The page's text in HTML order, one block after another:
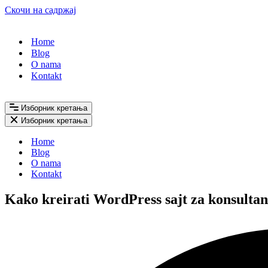
Скочи на садржај
Home
Blog
O nama
Kontakt
Изборник кретања
Изборник кретања
Home
Blog
O nama
Kontakt
Kako kreirati WordPress sajt za